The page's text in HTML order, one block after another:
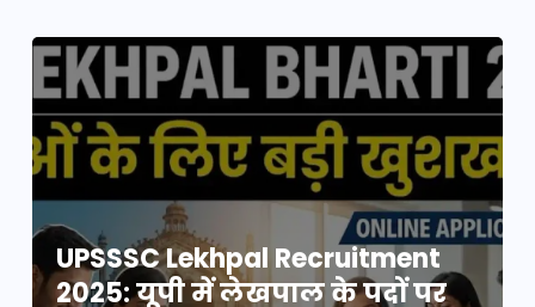
UPSSSC Lekhpal Recruitment
2025: यूपी में लेखपाल के पदों पर